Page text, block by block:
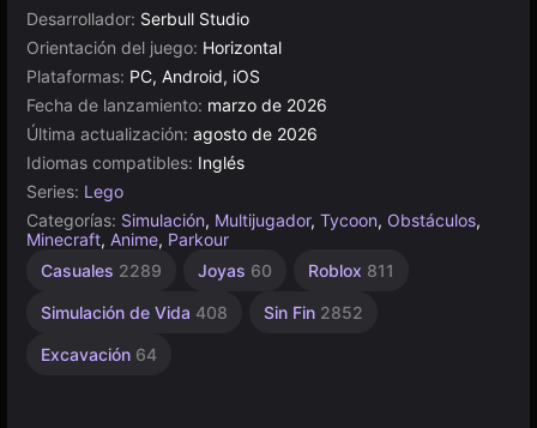
Desarrollador: Serbull Studio
Orientación del juego: Horizontal
Plataformas: PC, Android, iOS
Fecha de lanzamiento: marzo de 2026
Última actualización: agosto de 2026
Idiomas compatibles: Inglés
Series: Lego
Categorías: Simulación, Multijugador, Tycoon, Obstáculos,
Minecraft, Anime, Parkour
Casuales 2289 Joyas 60 Roblox 811
Simulación de Vida 408 Sin Fin 2852
Excavación 64
Incrementales
Alta
3572
Rusos